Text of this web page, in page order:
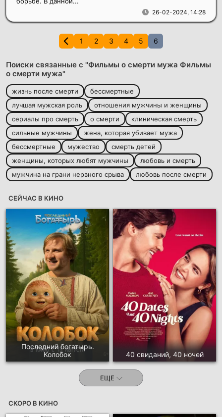
26-02-2024, 14:28
1 2 3 4 5 6
Поиски связанные с "Фильмы о смерти мужа Фильмы
о смерти мужа"
жизнь после смерти
бессмертные
лучшая мужская роль
отношения мужчины и женщины
сериалы про смерть
о смерти
клиническая смерть
сильные мужчины
жена, которая убивает мужа
бессмертные
мужество
смерть детей
женщины, которых любят мужчины
любовь и смерть
мужчина на грани нервного срыва
любовь после смерти
СЕЙЧАС В КИНО
Последний богатырь.
Колобок
40 свиданий, 40 ночей
ЕЩЕ
СКОРО В КИНО